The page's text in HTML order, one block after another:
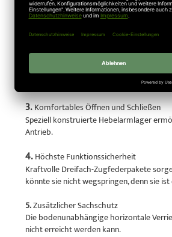
1.Schützt Menschen: Das Tor, das sich
Das Novoferm Schwingtor-System ist
ganz gleich, ob Gegenstand oder
2.
Schützt Eigentum: Vorbildliche
Das automatische Novoferm
Verriegelung durch massive Bolzen in
3.Komfortables Öffnen und Schließen
Speziell konstruierte Hebelarmlager
Antrieb.
4. Höchste Funktionssicherheit
Kraftvolle Dreifach-Zugfederpakete
könnte sie nicht wegspringen, denn sie
5.Zusätzlicher Sachschutz
Die bodenunabhängige horizontale
nicht erreicht werden kann.